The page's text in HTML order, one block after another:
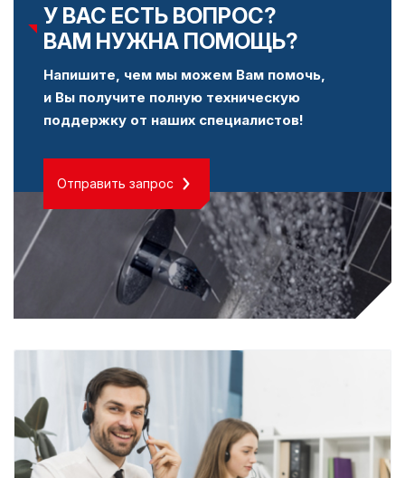
У ВАС ЕСТЬ ВОПРОС?
ВАМ НУЖНА ПОМОЩЬ?
Напишите, чем мы можем Вам помочь,
и Вы получите полную техническую
поддержку от наших специалистов!
Отправить запрос